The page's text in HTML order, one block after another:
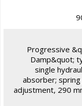
Progressive
Damp&quot;
single
absorber;
adjustment, 290